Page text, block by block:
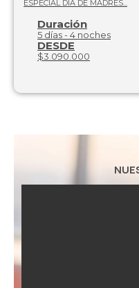
ESPECIAL DÍA DE MADRES...
Duración
5 días - 4 noches
DESDE
$3.090.000